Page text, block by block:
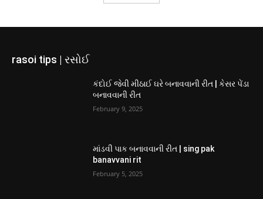
rasoi tips | રસોઈ
કંદોઈ જેવી મીઠાઈ ઘરે બનાવવાની રીત | કેસર પેંડા
બનાવવાની રીત
February 9, 2025
માંડવી પાક બનાવવાની રીત | sing pak
banavvani rit
February 5, 2025